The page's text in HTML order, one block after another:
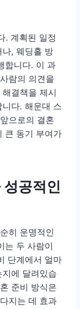
. 계획된 일정
나, 웨딩홀 방
합니다. 이 과
람의 의견을
결책을 제시
다. 해운대 스
으로의 결혼
큰 동기 부여가
공적인
히 운명적인
는 두 사람이
단계에서 얼마
에 달려있습
준비 방식은
지는 데 효과